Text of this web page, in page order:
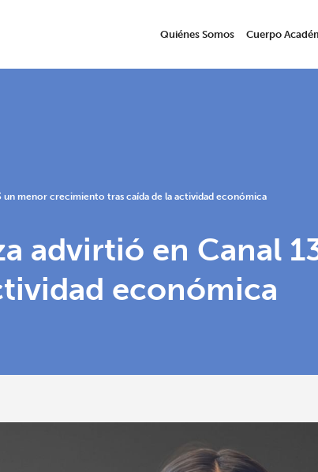
Quiénes Somos Cuerpo
un menor crecimiento tras caída de la actividad económica
advirtió en Canal
económica